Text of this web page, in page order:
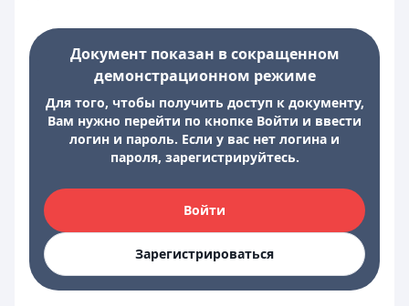
Документ показан в сокращенном
демонстрационном режиме
Для того, чтобы получить доступ к документу,
Вам нужно перейти по кнопке Войти и ввести
логин и пароль. Если у вас нет логина и
пароля, зарегистрируйтесь.
Войти
Зарегистрироваться